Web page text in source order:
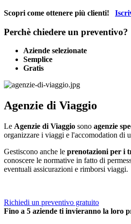
Scopri come ottenere più clienti!
Perchè chiedere un preventivo?
Aziende selezionate
Semplice
Gratis
Agenzie di Viaggio
Le Agenzie di Viaggio sono agenzie
organizzare i viaggi e l'accomodation di
Gestiscono anche le prenotazioni per i
conoscere le normative in fatto di
eventuali assicurazioni e rimborsi viaggi.
Richiedi un preventivo gratuito
Fino a 5 aziende ti invieranno la loro